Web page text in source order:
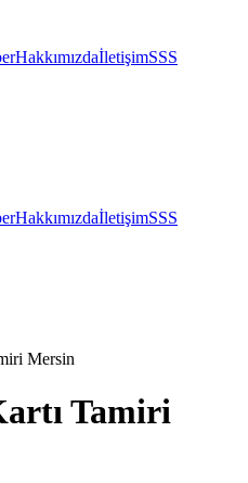
HakkımızdaİletişimSSS
HakkımızdaİletişimSSS
Mersin
Tamiri